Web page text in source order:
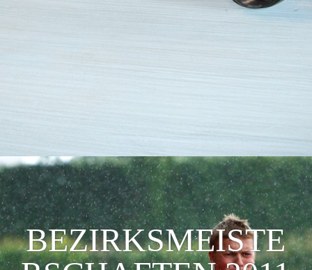
BEZIRKSMEISTE